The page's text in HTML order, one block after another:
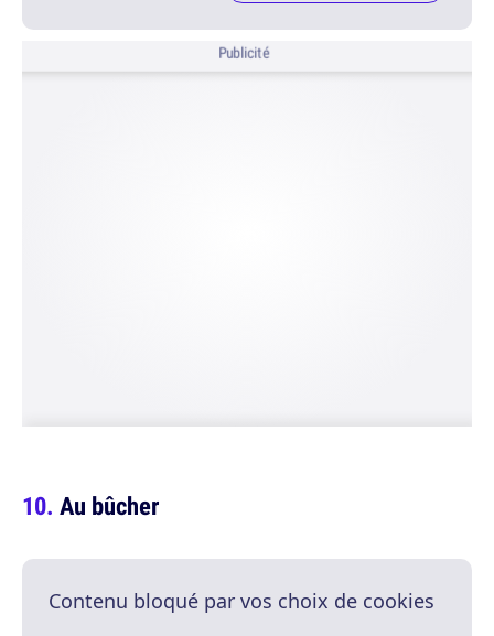
Publicité
Au bûcher
Contenu bloqué par vos choix de cookies